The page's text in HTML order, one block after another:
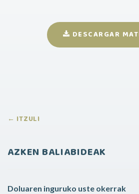
DESCARGAR
← ITZULI
AZKEN BALIABIDEAK
Doluaren inguruko uste okerrak